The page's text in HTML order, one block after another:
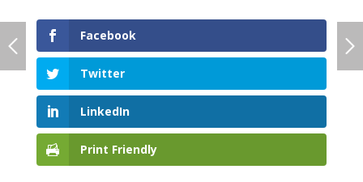
Facebook
Twitter
LinkedIn
Print Friendly